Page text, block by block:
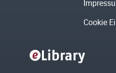
Cookie